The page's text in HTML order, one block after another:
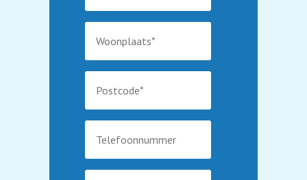
Kerstviering 2025
High Tea 2025
Fietstocht augustus
Kaarten en Rummikub